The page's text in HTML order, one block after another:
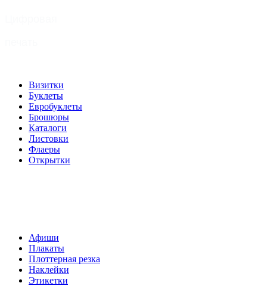
Визитки
Буклеты
Евробуклеты
Брошюры
Каталоги
Листовки
Флаеры
Открытки
Афиши
Плакаты
Плоттерная резка
Наклейки
Этикетки